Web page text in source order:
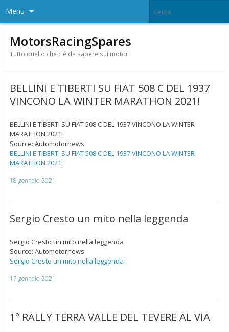
Menu
MotorsRacingSpares
Tutto quello che c'è da sapere sui motori
BELLINI E TIBERTI SU FIAT 508 C DEL 1937
VINCONO LA WINTER MARATHON 2021!
BELLINI E TIBERTI SU FIAT 508 C DEL 1937 VINCONO LA WINTER
MARATHON 2021!
Source: Automotornews
BELLINI E TIBERTI SU FIAT 508 C DEL 1937 VINCONO LA WINTER
MARATHON 2021!
18 gennaio 2021
Sergio Cresto un mito nella leggenda
Sergio Cresto un mito nella leggenda
Source: Automotornews
Sergio Cresto un mito nella leggenda
17 gennaio 2021
1° RALLY TERRA VALLE DEL TEVERE AL VIA